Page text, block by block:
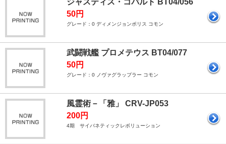
50円
グレード：0 ディメンジョンポリス コモン
武闘戦艦 プロメテウス BT04/077
50円
グレード：0 ノヴァグラップラー コモン
風霊術－「雅」 CRV-JP053
200円
4期 サイバネティックレボリューション